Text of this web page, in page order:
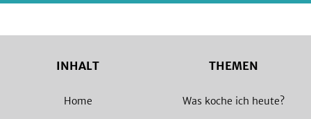
INHALT
Home
THEMEN
Was koche ich heute?